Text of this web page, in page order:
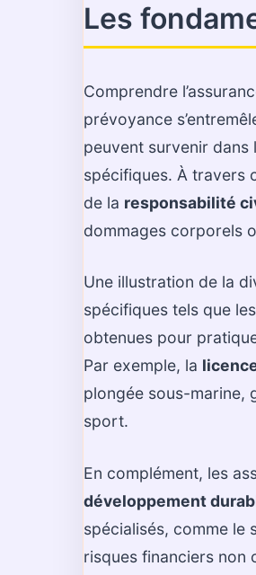
Les
Comprendre
prévoyance
peuvent survenir dans
spécifiques. À travers
de la responsabilité
dommages corporels
Une illustration de la
spécifiques tels que
obtenues pour
Par exemple, la
plongée sous-marine,
sport.
En complément, les
développement
spécialisés, comme le
risques financiers non